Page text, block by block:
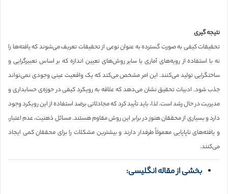
نتیجه گیری
تحقیقات کیفی به صورت گسترده به عنوان نوعی از تحقیقات تعریف می‌شوند که یافته‌ها را
نه با استفاده از رویه‌های آماری یا سایر روش‌های تعیین اندازه که بر اساس تعبیرگرایی و
ساختگرایی تولید می‌کنند. این امر مشخص می‌کند که یک واقعیت عینی وجودی نمی‌تواند
جذب شود. ادبیات تحقیق نشان می‌دهد که علاقه به رویکرد کیفی در حوزه‌ی حسابداری و
مدیریت در حال رشد است. لذا، باید تأیید کرد که مجادلاتی برضد استفاده از این رویکرد وجود
دارد و بسیاری از محققان هنوز در برابر این روش مقاوم هستند. مسائل ذهنیت، عدم اعتبار،
و یافته‌های ناپاپایی معمولاً طرفدار دارند و بیشترین مشکلات را برای محققان کمی ایجاد
می‌کنند.
بخشی از مقاله انگلیسی: